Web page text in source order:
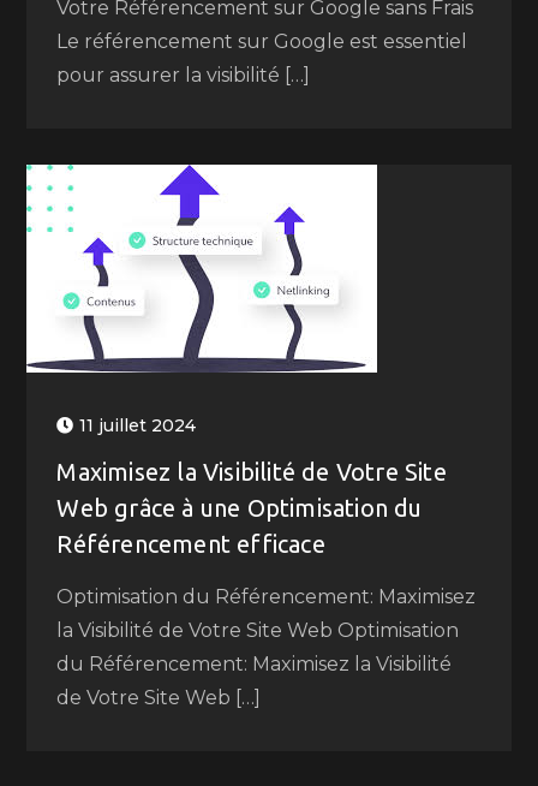
Votre Référencement sur Google sans Frais
Le référencement sur Google est essentiel
pour assurer la visibilité […]
11 juillet 2024
Maximisez la Visibilité de Votre Site
Web grâce à une Optimisation du
Référencement efficace
Optimisation du Référencement: Maximisez
la Visibilité de Votre Site Web Optimisation
du Référencement: Maximisez la Visibilité
de Votre Site Web […]